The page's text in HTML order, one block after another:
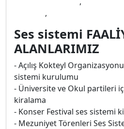
,
Ses sistemi
ALANLARIMIZ
- Açılış Kokteyl
sistemi kurulumu
- Üniversite ve Okul partileri
kiralama
- Konser Festival ses sistemi
- Mezuniyet Törenleri Ses